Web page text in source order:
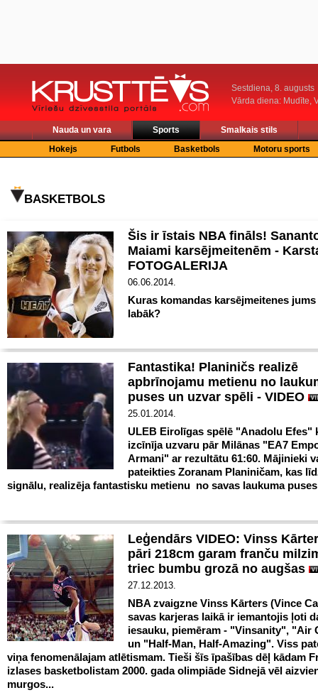
Sestdiena, 8. augusts
Vārda diena: Mudīte,
Nauda un vara Sports
Smalkais stils
Hokejs
Futbols Basketbols Motoru sports
BASKETBOLS
Šis ir īstais NBA fināls!
Maiami karsējmeitenēm -
FOTOGALERIJA
06.06.2014.
Kuras komandas karsējmeitenes
labāk?
Fantastika! Planiničs realizē
apbrīnojamu metienu no
puses un uzvar spēli - VIDEO
25.01.2014.
ULEB Eirolīgas spēlē "Anadolu Efes"
izcīnīja uzvaru pār Milānas "EA7
Armani" ar rezultātu 61:60. Mājinieki
pateikties Zoranam Planiničam, kas
signālu, realizēja fantastisku metienu no savas laukuma
Leģendārs VIDEO: Vinss
pāri 218cm garam franču
triec bumbu grozā no augšas
27.12.2013.
NBA zvaigzne Vinss Kārters (Vince
savas karjeras laikā ir iemantojis ļoti
iesauku, piemēram - "Vinsanity", "Air
un "Half-Man, Half-Amazing". Viss
viņa fenomenālajam atlētismam. Tieši šīs īpašības dēļ kādam
izlases basketbolistam 2000. gada olimpiāde Sidnejā vēl
murgos...